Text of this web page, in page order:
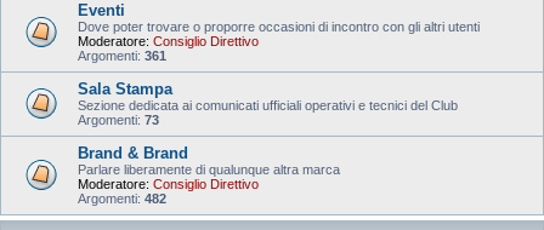
Eventi
Dove poter trovare o proporre occasioni di incontro con gli altri utenti
Moderatore: Consiglio Direttivo
Argomenti: 361
Sala Stampa
Sezione dedicata ai comunicati ufficiali operativi e tecnici del Club
Argomenti: 73
Brand & Brand
Parlare liberamente di qualunque altra marca
Moderatore: Consiglio Direttivo
Argomenti: 482